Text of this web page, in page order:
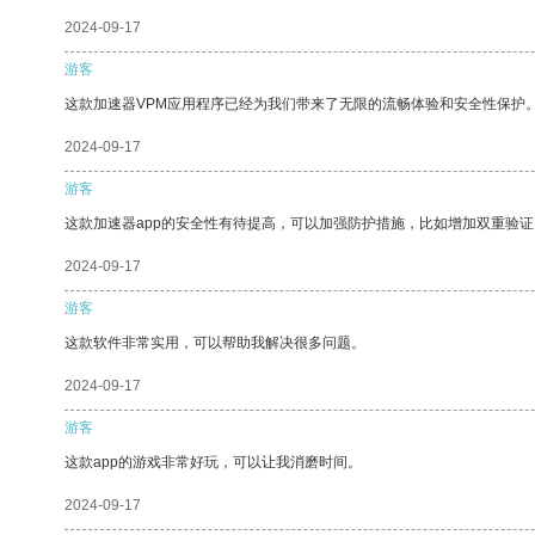
2024-09-17
游客
这款加速器VPM应用程序已经为我们带来了无限的流畅体验和安全性保护
2024-09-17
游客
这款加速器app的安全性有待提高，可以加强防护措施，比如增加双重验
2024-09-17
游客
这款软件非常实用，可以帮助我解决很多问题。
2024-09-17
游客
这款app的游戏非常好玩，可以让我消磨时间。
2024-09-17